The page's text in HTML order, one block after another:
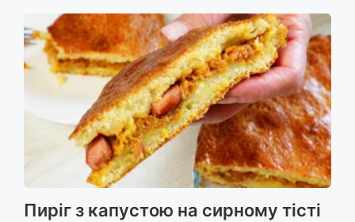
Пиріг з капустою на сирному тісті